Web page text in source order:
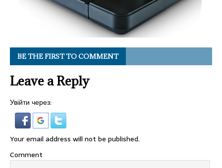
BE THE FIRST TO COMMENT
Leave a Reply
Увійти через:
Your email address will not be published.
Comment